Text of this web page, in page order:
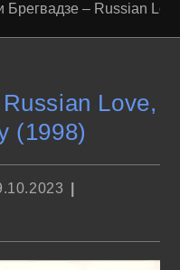
Брегвадзе – Russian
Love,
(1998)